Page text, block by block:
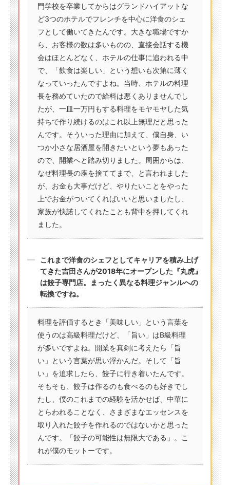
門学校を卒業してからはグランドハイアットな
ど3つのホテルでフレンチを中心に洋食のシェ
フとして働いてきたんです。大きな職場ですか
ら、お客様の数は多いものの、直接会話する機
会はほとんどなく、ホテルの仕事に追われる中
で、「飲食は楽しい」という想いも次第に薄く
なっていったんですよね。当時、ホテルの料理
長を務めていたので給料は悪くありませんでし
たが、一皿一万円もする料理をモヤモヤした気
持ちで作り続けるのはこれ以上無理だと思った
んです。そういった理由に加えて、僕自身、い
つか小さな居酒屋を開きたいという夢もあった
ので、開業へと踏み切りました。周囲からは、
なぜ料理長の座を捨ててまで、と言われました
が、お金も大事だけど、やりたいことをやった
上でお金がついてくればいいと思いましたし、
家族が快諾してくれたことも背中を押してくれ
ました。
これまで洋食のシェフとしてキャリアを積み上げ
てきた吉田さんが2018年にオープンした『丸虎』
は餃子専門店。まったく異なる料理ジャンルへの
転換ですね。
料理を評価するとき「美味しい」という言葉を
使うのは高級料理だけど、「旨い」はB級料理
が多いですよね。開業を真剣に考えたら「旨
い」という言葉が思い浮かんだ。そして「旨
い」を追求したら、餃子に行き着いたんです。
そもそも、餃子は作るのも食べるのも好きでし
たし、僕のこれまでの経験を活かせば、中華に
とらわれることなく、さまざまなエッセンスを
取り入れた餃子を作れるのではないかと思った
んです。「餃子の可能性は無限大である」。こ
れが僕のモットーです。